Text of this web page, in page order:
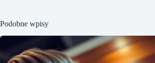
Podobne wpisy